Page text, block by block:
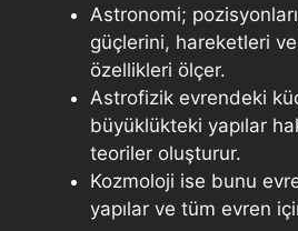
Astronomi;
güçlerini, hareketleri
özellikleri ölçer.
Astrofizik evrendeki
büyüklükteki yapılar
teoriler oluşturur.
Kozmoloji ise bunu
yapılar ve tüm evren